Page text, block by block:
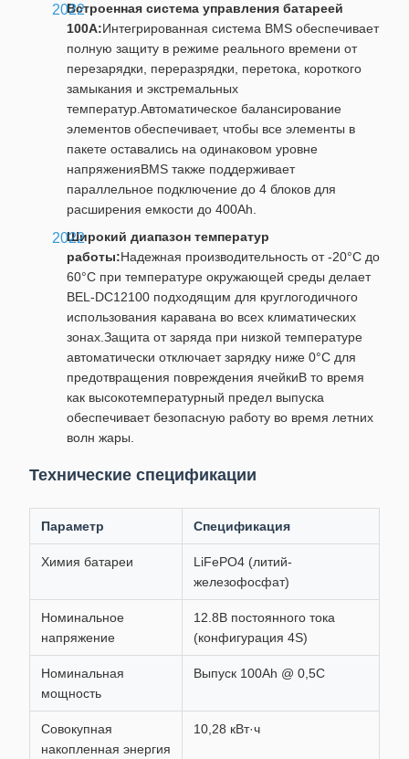
Встроенная система управления батареей
100А:Интегрированная система BMS обеспечивает
полную защиту в режиме реального времени от
перезарядки, переразрядки, перетока, короткого
замыкания и экстремальных
температур.Автоматическое балансирование
элементов обеспечивает, чтобы все элементы в
пакете оставались на одинаковом уровне
напряженияBMS также поддерживает
параллельное подключение до 4 блоков для
расширения емкости до 400Ah.
Широкий диапазон температур
работы:Надежная производительность от -20°C до
60°C при температуре окружающей среды делает
BEL-DC12100 подходящим для круглогодичного
использования каравана во всех климатических
зонах.Защита от заряда при низкой температуре
автоматически отключает зарядку ниже 0°C для
предотвращения повреждения ячейкиВ то время
как высокотемпературный предел выпуска
обеспечивает безопасную работу во время летних
волн жары.
Технические спецификации
Параметр Спецификация
Химия батареи
LiFePO4 (литий-
железофосфат)
Номинальное
напряжение
12.8В постоянного тока
(конфигурация 4S)
Номинальная
мощность
Выпуск 100Ah @ 0,5C
Совокупная
накопленная энергия
10,28 кВт·ч